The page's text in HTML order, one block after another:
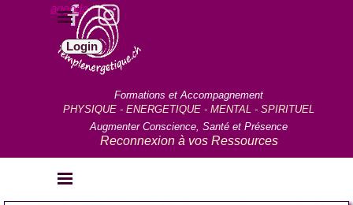
Aller au contenu
agenda
Sauter le menu
Login
Formations et Accompagnement
PHYSIQUE - ENERGETIQUE - MENTAL - SPIRITUEL
Augmenter Conscience, Santé et Présence
Reconnexion à vos Ressources
Sauter le menu